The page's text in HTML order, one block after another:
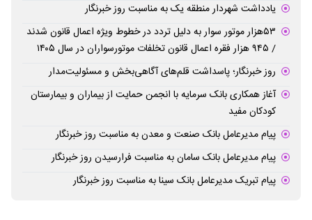
یادداشت شهردار منطقه یک به مناسبت روز خبرنگار
۵۳هزار موتور سوار به دلیل تردد در خطوط ویژه اعمال قانون شدند
/ ۹۴۵ هزار فقره اعمال قانون تخلفات موتورسواران در سال ۱۴۰۵
روز خبرنگار؛ پاسداشت قلم‌های آگاهی‌بخش و مسئولیت‌مدار
آغاز همکاری بانک سرمایه با انجمن حمایت از بیماران و بیمارستان
کودکان مفید
پیام مدیرعامل بانک صنعت و معدن به مناسبت روز خبرنگار
پیام مدیرعامل بانک سامان به مناسبت فرارسیدن روز خبرنگار
پیام تبریک مدیرعامل بانک سینا به مناسبت روز خبرنگار